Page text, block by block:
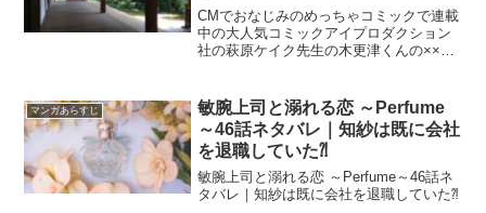
CMでおなじみのめっちゃコミックで連載
中の大人気コミックアイプロダクション
社の萩原ケイク先生の木更津くんの××が
マンガあらすじ
敏腕上司と溺れる恋 ～Perfume
～46話ネタバレ｜知紗は既に会社
を退職していた⁈
敏腕上司と溺れる恋 ～Perfume～46話ネ
タバレ｜知紗は既に会社を退職していた⁈